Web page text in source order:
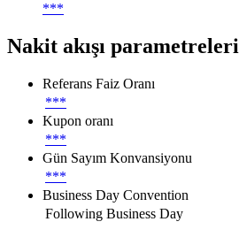
***
Nakit akışı parametreleri
Referans Faiz Oranı
***
Kupon oranı
***
Gün Sayım Konvansiyonu
***
Business Day Convention
Following Business Day